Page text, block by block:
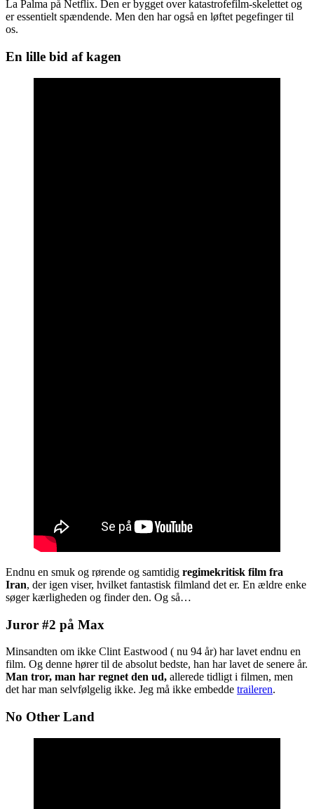
La Palma på Netflix. Den er bygget over katastrofefilm-skelettet og
er essentielt spændende. Men den har også en løftet pegefinger til
os.
En lille bid af kagen
Endnu en smuk og rørende og samtidig regimekritisk film fra
Iran, der igen viser, hvilket fantastisk filmland det er. En ældre enke
søger kærligheden og finder den. Og så…
Juror #2 på Max
Minsandten om ikke Clint Eastwood ( nu 94 år) har lavet endnu en
film. Og denne hører til de absolut bedste, han har lavet de senere år.
Man tror, man har regnet den ud, allerede tidligt i filmen, men
det har man selvfølgelig ikke. Jeg må ikke embedde traileren.
No Other Land